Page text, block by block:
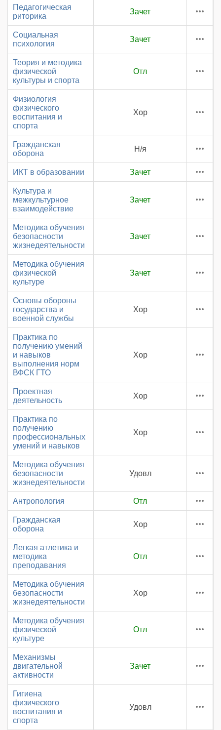
Педагогическая
риторика
Зачет
Социальная
психология
Зачет
Теория и методика
физической
культуры и спорта
Отл
Физиология
физического
воспитания и
спорта
Хор
Гражданская
оборона
Н/я
ИКТ в образовании Зачет
Культура и
межкультурное
взаимодействие
Зачет
Методика обучения
безопасности
жизнедеятельности
Зачет
Методика обучения
физической
культуре
Зачет
Основы обороны
государства и
военной службы
Хор
Практика по
получению умений
и навыков
выполнения норм
ВФСК ГТО
Хор
Проектная
деятельность
Хор
Практика по
получению
профессиональных
умений и навыков
Хор
Методика обучения
безопасности
жизнедеятельности
Удовл
Антропология Отл
Гражданская
оборона
Хор
Легкая атлетика и
методика
преподавания
Отл
Методика обучения
безопасности
жизнедеятельности
Хор
Методика обучения
физической
культуре
Отл
Механизмы
двигательной
активности
Зачет
Гигиена
физического
воспитания и
спорта
Удовл